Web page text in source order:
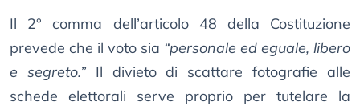
Il 2° comma dell’articolo 48 della Costituzione
prevede che il voto sia “personale ed eguale, libero
e segreto.”Il divieto di scattare fotografie alle
schede elettorali serve proprio per tutelare la